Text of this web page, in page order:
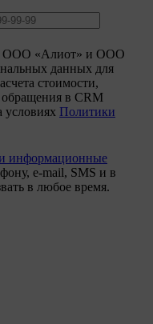
ООО «Алиот» и ООО
данных для
стоимости,
обращения в CRM
условиях Политики
и информационные
e-mail, SMS и в
в любое время.